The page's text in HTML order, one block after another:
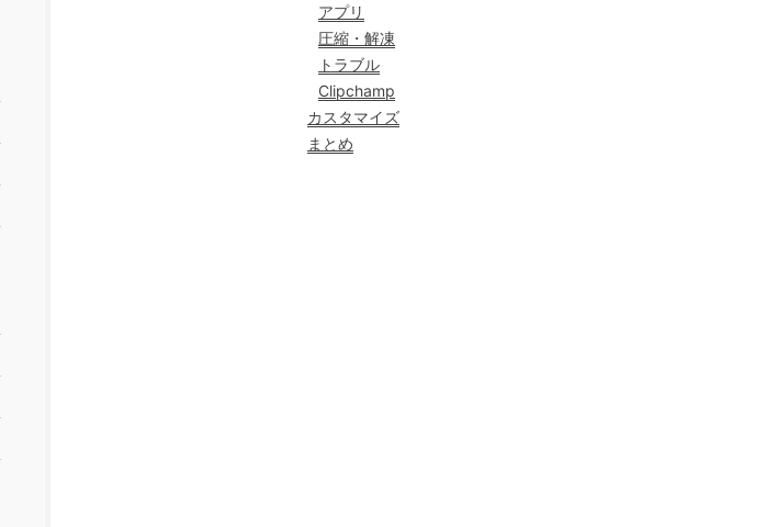
アプリ
圧縮・解凍
トラブル
Clipchamp
カスタマイズ
まとめ